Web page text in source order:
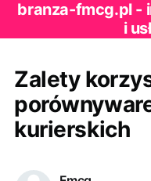
branza-fmcg.pl -
i
Zalety
kurierskich